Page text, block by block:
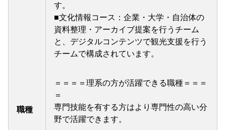
職種
す。
■文化情報コース：企業・大学・自治体の
資料整理・アーカイブ提案を行うチーム
と、デジタルコンテンツで観光支援を行う
チームで構成されています。
＝＝＝＝理系の方が活躍できる職種＝＝＝
＝
専門技能を有する方はより専門性の高い分
野で活躍できます。